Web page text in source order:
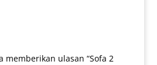
memberikan ulasan “Sofa 2